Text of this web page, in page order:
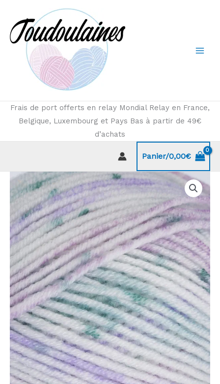
contenu
Frais de port offerts en relay Mondial Relay en France,
Belgique, Luxembourg et Pays Bas à partir de 49€
d’achats
Panier/0,00€